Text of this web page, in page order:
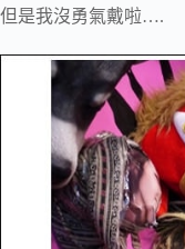
但是我沒勇氣戴啦….